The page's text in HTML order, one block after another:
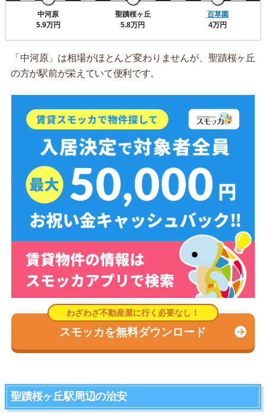
中河原
5.9万円
聖蹟桜ヶ丘
5.8万円
百草園
4万円
「中河原」は相場がほとんど変わりませんが、聖蹟桜ヶ丘
の方が駅前が栄えていて便利です。
スモッカを無料ダウンロード
聖蹟桜ヶ丘駅周辺の治安